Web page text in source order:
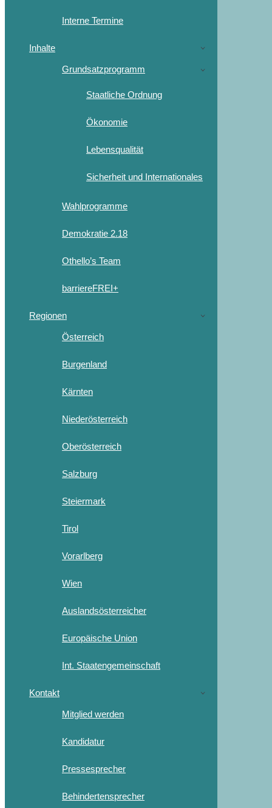
Interne Termine
Inhalte
Grundsatzprogramm
Staatliche Ordnung
Ökonomie
Lebensqualität
Sicherheit und Internationales
Wahlprogramme
Demokratie 2.18
Othello’s Team
barriereFREI+
Regionen
Österreich
Burgenland
Kärnten
Niederösterreich
Oberösterreich
Salzburg
Steiermark
Tirol
Vorarlberg
Wien
Auslandsösterreicher
Europäische Union
Int. Staatengemeinschaft
Kontakt
Mitglied werden
Kandidatur
Pressesprecher
Behindertensprecher